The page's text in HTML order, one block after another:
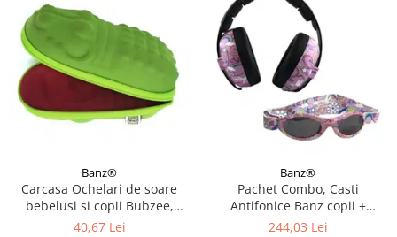
Produse Sub 50 Lei
Resigilate
Banz®
Carcasa Ochelari de soare
bebelusi si copii Bubzee,
Diverse culori
40,67 Lei
Banz®
Pachet Combo, Casti
Antifonice Banz copii +
Ochelari de Soare Protectie
244,03 Lei